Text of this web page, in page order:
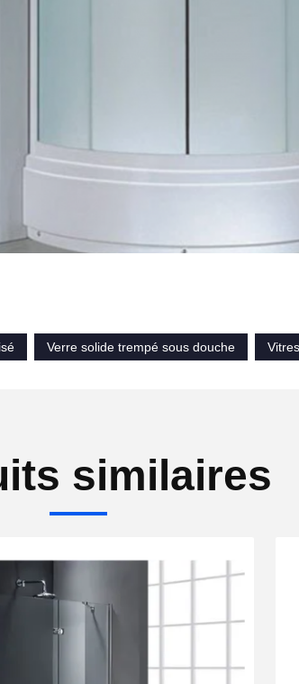
Verre solide trempé sous douche
similaires